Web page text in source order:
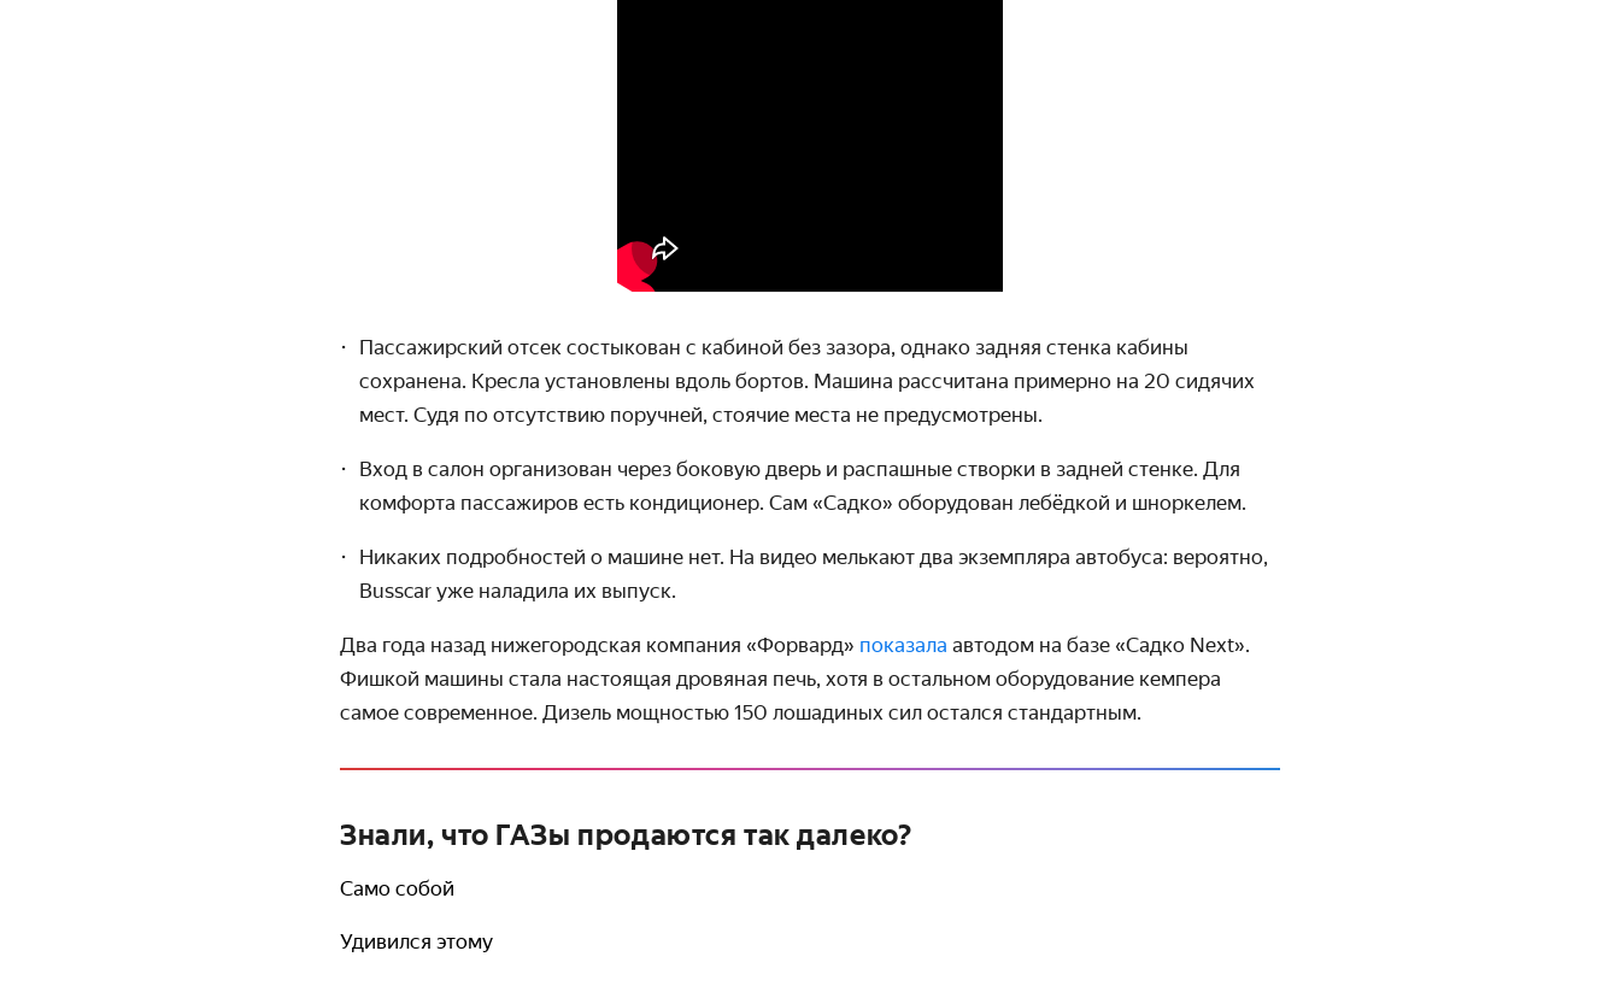
Пассажирский отсек состыкован с кабиной без зазора, однако задняя стенка кабины
сохранена. Кресла установлены вдоль бортов. Машина рассчитана примерно на 20 сидячих
мест. Судя по отсутствию поручней, стоячие места не предусмотрены.
Вход в салон организован через боковую дверь и распашные створки в задней стенке. Для
комфорта пассажиров есть кондиционер. Сам «Садко» оборудован лебёдкой и шноркелем.
Никаких подробностей о машине нет. На видео мелькают два экземпляра автобуса: вероятно,
Busscar уже наладила их выпуск.
Два года назад нижегородская компания «Форвард» показала автодом на базе «Садко Next».
Фишкой машины стала настоящая дровяная печь, хотя в остальном оборудование кемпера
самое современное. Дизель мощностью 150 лошадиных сил остался стандартным.
Знали, что ГАЗы продаются так далеко?
Само собой
Удивился этому